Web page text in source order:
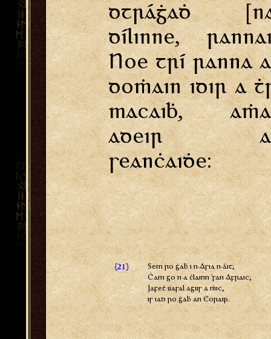
dtráġaḋ
dílinne,
Noe trí ranna
doṁain idir a
macaiḃ,
adeir
seanċaiḋe:
{21}
Sem ro ġaḃ i n-Asia n-áit;
Ċam go n-a ċlainn 'san Afraic;
Jafeṫ uasal agus a ṁic,
is iad ro ġaḃ an Eoraip.